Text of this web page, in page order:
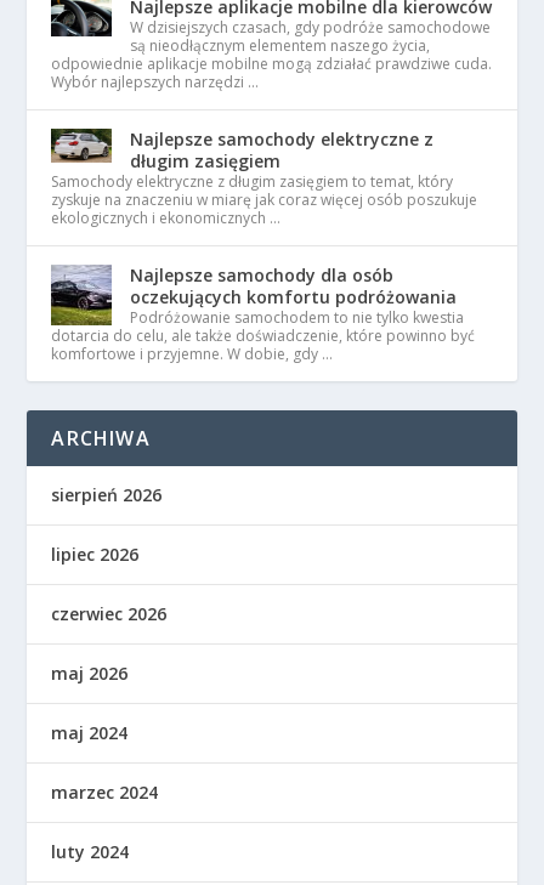
Najlepsze aplikacje mobilne dla kierowców
W dzisiejszych czasach, gdy podróże samochodowe
są nieodłącznym elementem naszego życia,
odpowiednie aplikacje mobilne mogą zdziałać prawdziwe cuda.
Wybór najlepszych narzędzi …
Najlepsze samochody elektryczne z
długim zasięgiem
Samochody elektryczne z długim zasięgiem to temat, który
zyskuje na znaczeniu w miarę jak coraz więcej osób poszukuje
ekologicznych i ekonomicznych …
Najlepsze samochody dla osób
oczekujących komfortu podróżowania
Podróżowanie samochodem to nie tylko kwestia
dotarcia do celu, ale także doświadczenie, które powinno być
komfortowe i przyjemne. W dobie, gdy …
ARCHIWA
sierpień 2026
lipiec 2026
czerwiec 2026
maj 2026
maj 2024
marzec 2024
luty 2024